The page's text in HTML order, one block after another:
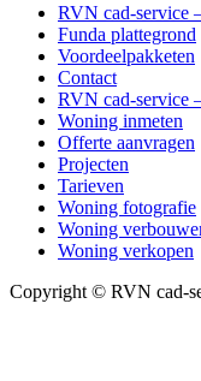
RVN cad-service
Funda plattegrond
Voordeelpakketen
Contact
RVN cad-service
Woning inmeten
Offerte aanvragen
Projecten
Tarieven
Woning fotografie
Woning
Woning verkopen
Copyright © RVN cad-